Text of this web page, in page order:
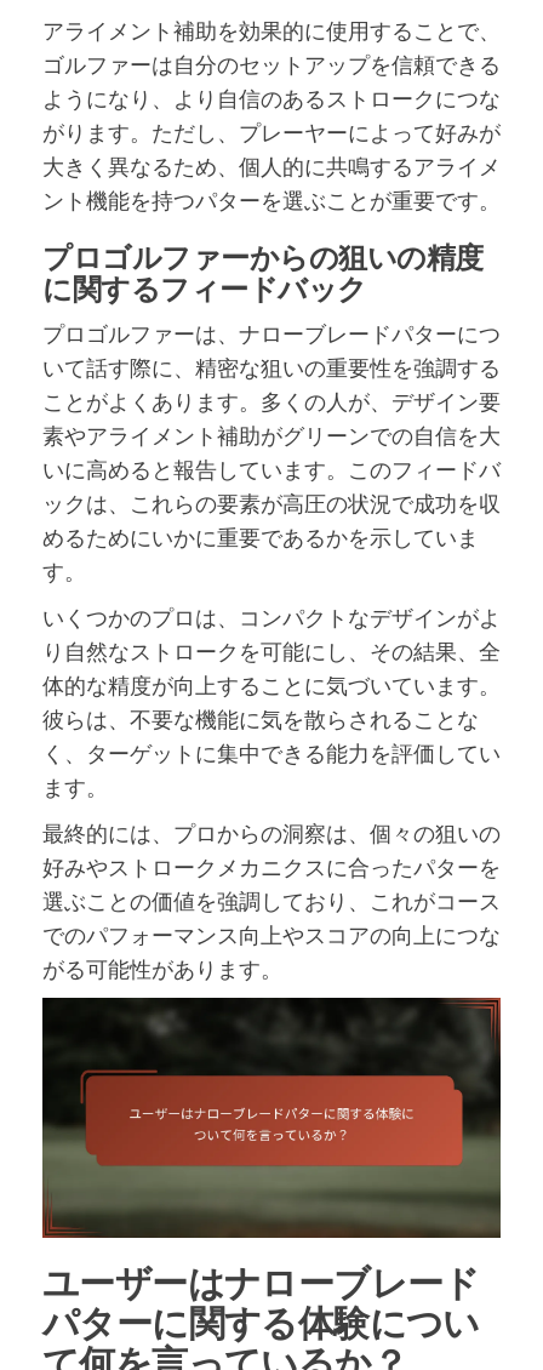
アライメント補助を効果的に使用することで、
ゴルファーは自分のセットアップを信頼できる
ようになり、より自信のあるストロークにつな
がります。ただし、プレーヤーによって好みが
大きく異なるため、個人的に共鳴するアライメ
ント機能を持つパターを選ぶことが重要です。
プロゴルファーからの狙いの精度
に関するフィードバック
プロゴルファーは、ナローブレードパターにつ
いて話す際に、精密な狙いの重要性を強調する
ことがよくあります。多くの人が、デザイン要
素やアライメント補助がグリーンでの自信を大
いに高めると報告しています。このフィードバ
ックは、これらの要素が高圧の状況で成功を収
めるためにいかに重要であるかを示していま
す。
いくつかのプロは、コンパクトなデザインがよ
り自然なストロークを可能にし、その結果、全
体的な精度が向上することに気づいています。
彼らは、不要な機能に気を散らされることな
く、ターゲットに集中できる能力を評価してい
ます。
最終的には、プロからの洞察は、個々の狙いの
好みやストロークメカニクスに合ったパターを
選ぶことの価値を強調しており、これがコース
でのパフォーマンス向上やスコアの向上につな
がる可能性があります。
ユーザーはナローブレード
パターに関する体験につい